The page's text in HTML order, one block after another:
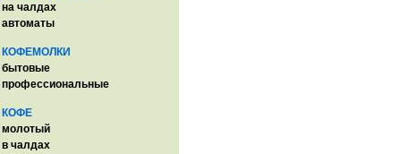
на чалдах
автоматы
КОФЕМОЛКИ
бытовые
профессиональные
КОФЕ
молотый
в чалдах